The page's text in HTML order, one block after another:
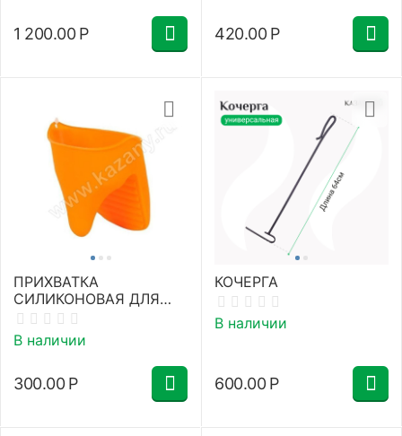
1 200.00 Р 420.00 Р
ПРИХВАТКА
СИЛИКОНОВАЯ ДЛЯ
КУХНИ
В наличии
300.00 Р
КОЧЕРГА
В наличии
600.00 Р